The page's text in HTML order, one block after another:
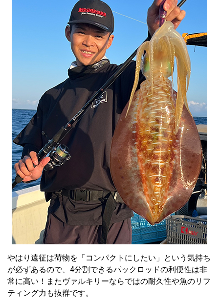
やはり遠征は荷物を「コンパクトにしたい」という気持ち
が必ずあるので、4分割できるパックロッドの利便性は非
常に高い！またヴァルキリーならではの耐久性や魚のリフ
ティング力も抜群です。